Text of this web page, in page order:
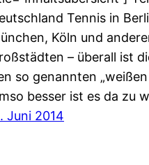
Tennis in
Köln und
– überall ist
so genannten
besser ist es da zu
Juni 2014